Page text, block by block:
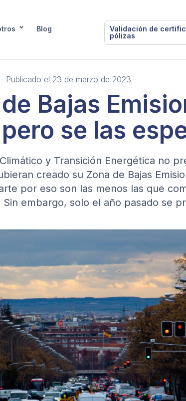
Blog
Validación de
pólizas
Publicado el 23 de marzo de 2023
Bajas
se las
y Transición Energética no
creado su Zona de Bajas
por eso son las menos las que
embargo, solo el año pasado se